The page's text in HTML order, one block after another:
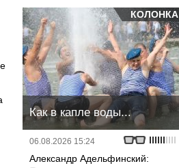
КОЛОНКА
Как в капле воды...
06.08.2026 15:24
Александр Адельфинский: